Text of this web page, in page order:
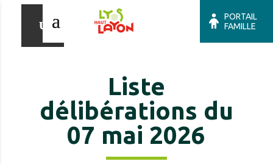
PORTAIL
FAMILLE
Liste
délibérations du
07 mai 2026